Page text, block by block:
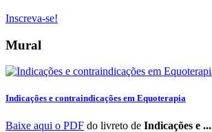
Inscreva-se!
Mural
Indicações e contraindicações em Equoterapia
Baixe aqui o PDF do livreto de Indicações e ...